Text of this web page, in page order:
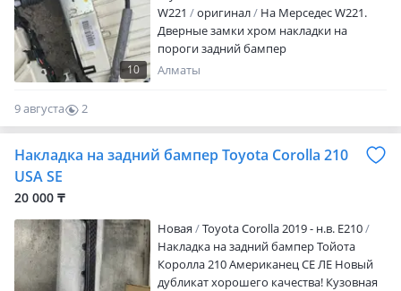
10
W221
оригинал
На Мерседес W221.
Дверные замки хром накладки на
пороги задний бампер
Алматы
9 августа
2
0
Накладка на задний бампер Toyota Corolla 210
USA SE
20 000 ₸
Новая
Toyota Corolla 2019 - н.в. E210
Накладка на задний бампер Тойота
Королла 210 Американец СЕ ЛЕ Новый
дубликат хорошего качества! Кузовная